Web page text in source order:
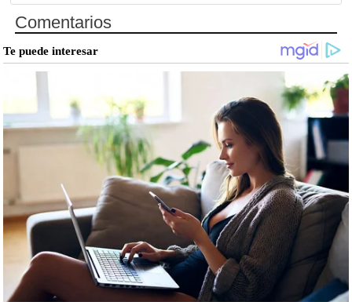
Comentarios